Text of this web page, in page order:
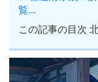
覧...
この記事の目次